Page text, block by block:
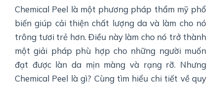
Chemical Peel là một phương pháp thẩm mỹ phổ
biến giúp cải thiện chất lượng da và làm cho nó
trông tươi trẻ hơn. Điều này làm cho nó trở thành
một giải pháp phù hợp cho những người muốn
đạt được làn da mịn màng và rạng rỡ. Nhưng
Chemical Peel là gì? Cùng tìm hiểu chi tiết về quy